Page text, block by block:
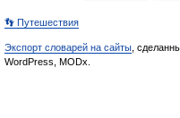
👣 Путешествия
Экспорт словарей на сайты ,
WordPress, MODx.